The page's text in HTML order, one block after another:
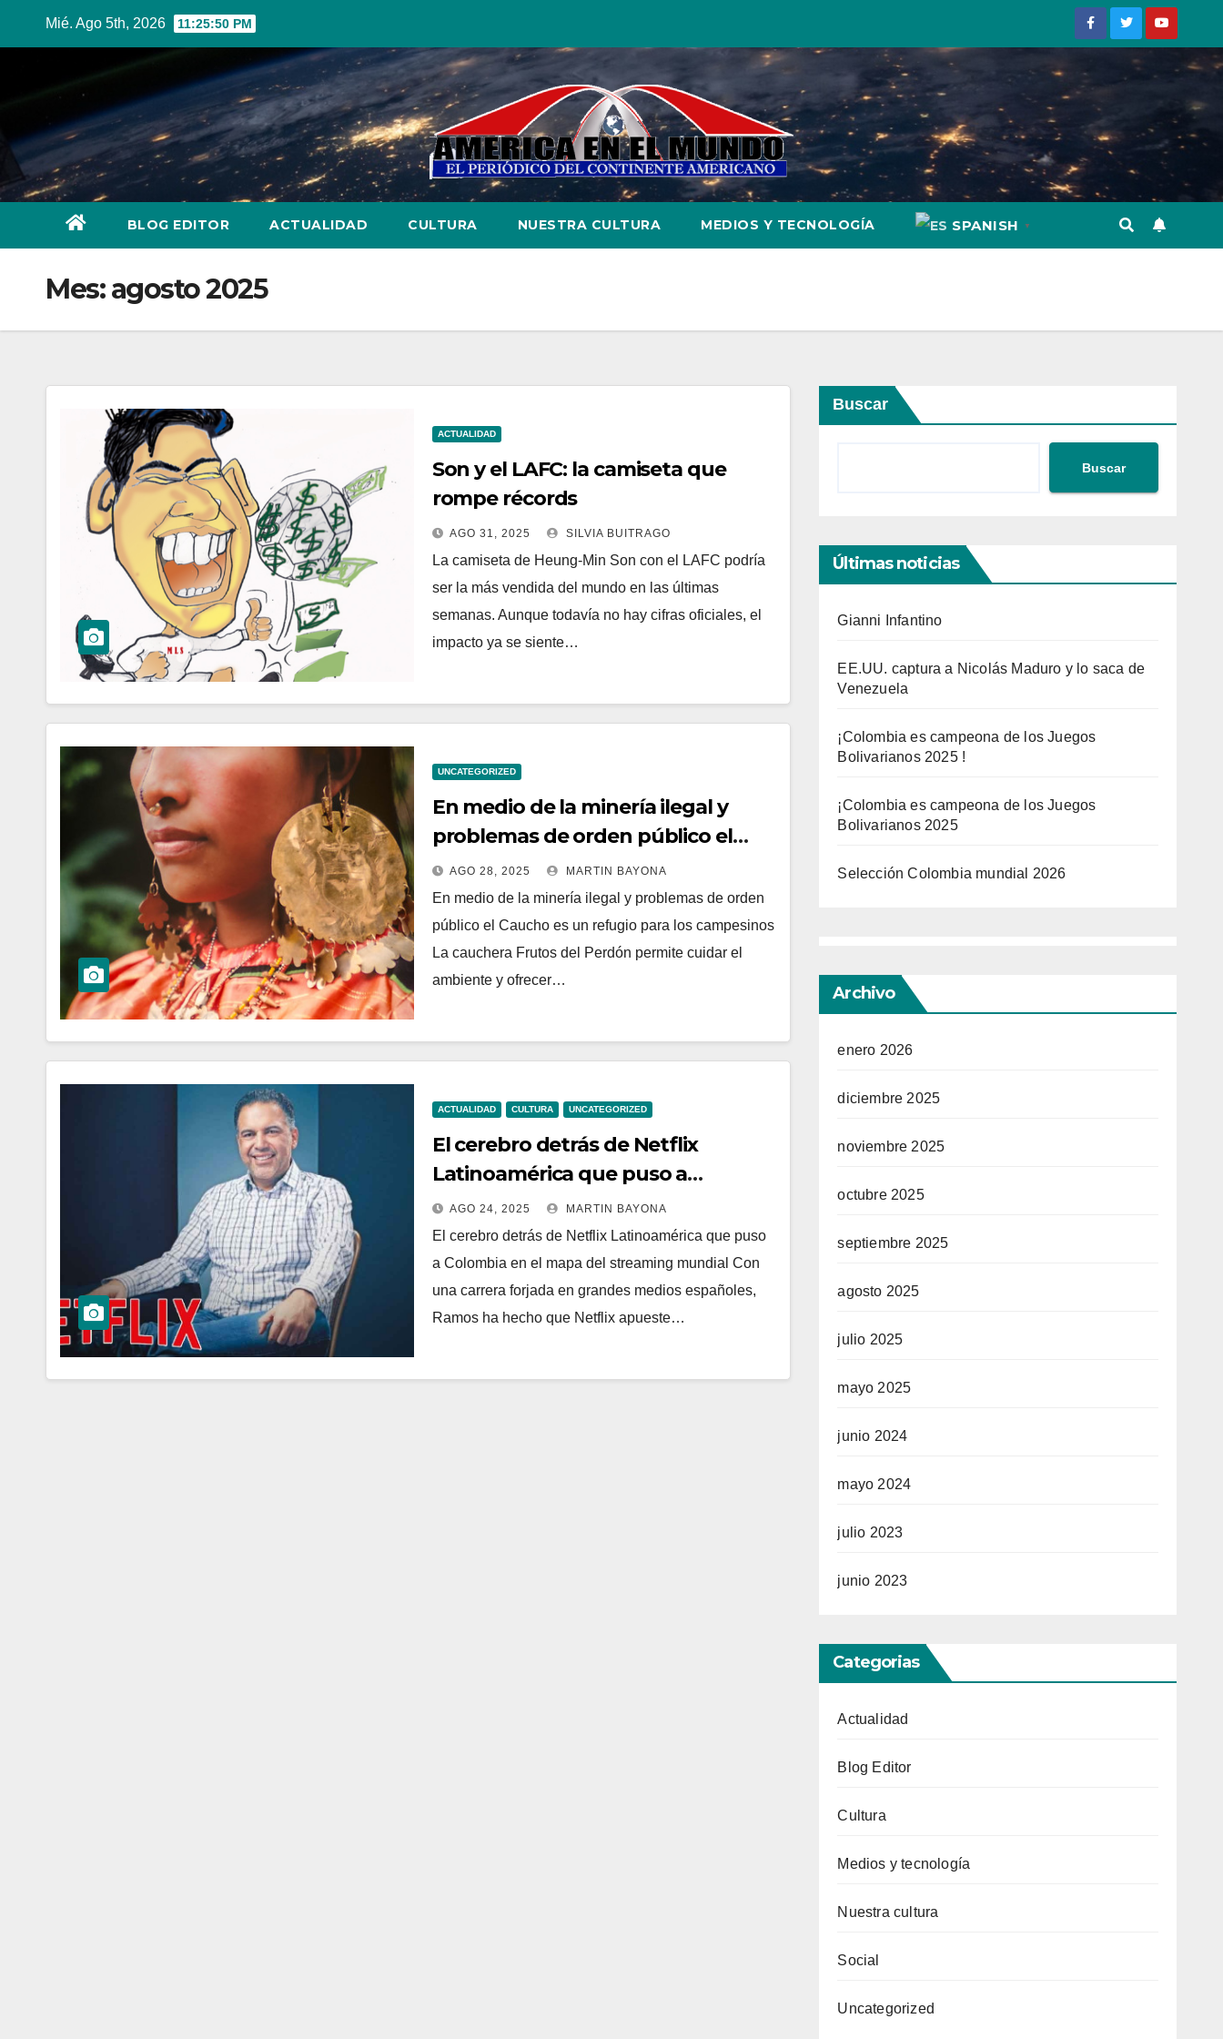
Mié. Ago 5th, 2026 11:25:50 PM
BLOG EDITOR ACTUALIDAD CULTURA NUESTRA CULTURA MEDIOS Y TECNOLOGÍA SPANISH ▼
Mes:agosto 2025
ACTUALIDAD
Son y el LAFC: la camiseta que
rompe récords
AGO 31, 2025 SILVIA BUITRAGO
La camiseta de Heung-Min Son con el LAFC podría
ser la más vendida del mundo en las últimas
semanas. Aunque todavía no hay cifras oficiales, el
impacto ya se siente…
UNCATEGORIZED
En medio de la minería ilegal y
problemas de orden público el
Caucho es un refugio para los
campesinos
AGO 28, 2025 MARTIN BAYONA
En medio de la minería ilegal y problemas de orden
público el Caucho es un refugio para los campesinos
La cauchera Frutos del Perdón permite cuidar el
ambiente y ofrecer…
ACTUALIDAD CULTURA UNCATEGORIZED
El cerebro detrás de Netflix
Latinoamérica que puso a
Colombia en el mapa del
streaming mundial
AGO 24, 2025 MARTIN BAYONA
El cerebro detrás de Netflix Latinoamérica que puso
a Colombia en el mapa del streaming mundial Con
una carrera forjada en grandes medios españoles,
Ramos ha hecho que Netflix apueste…
Buscar
Buscar
Últimas noticias
Gianni Infantino
EE.UU. captura a Nicolás Maduro y lo saca de
Venezuela
¡Colombia es campeona de los Juegos
Bolivarianos 2025 !
¡Colombia es campeona de los Juegos
Bolivarianos 2025
Selección Colombia mundial 2026
Archivo
enero 2026
diciembre 2025
noviembre 2025
octubre 2025
septiembre 2025
agosto 2025
julio 2025
mayo 2025
junio 2024
mayo 2024
julio 2023
junio 2023
Categorias
Actualidad
Blog Editor
Cultura
Medios y tecnología
Nuestra cultura
Social
Uncategorized